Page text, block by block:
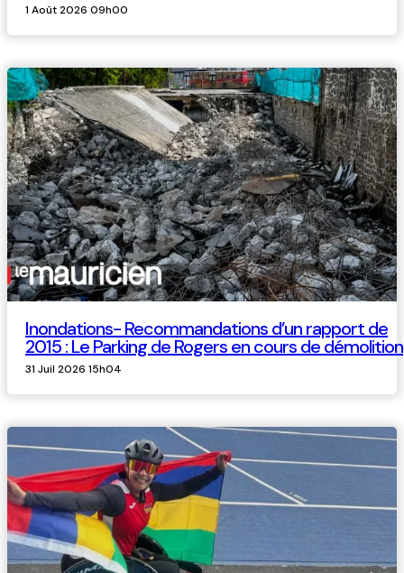
1 Août 2026 09h00
Inondations- Recommandations d’un rapport de
2015 : Le Parking de Rogers en cours de démolition
31 Juil 2026 15h04